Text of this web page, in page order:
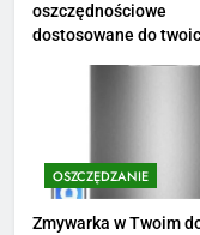
oszczędnościowe
dostosowane do
OSZCZĘDZANIE
Zmywarka w Twoim